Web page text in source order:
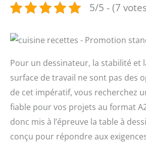
5/5 - (7
Pour un dessinateur, la stabilité et
surface de travail ne sont pas des
de cet impératif, vous recherchez
fiable pour vos projets au format
donc mis à l’épreuve la table à
conçu pour répondre aux